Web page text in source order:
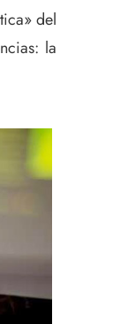
del
la